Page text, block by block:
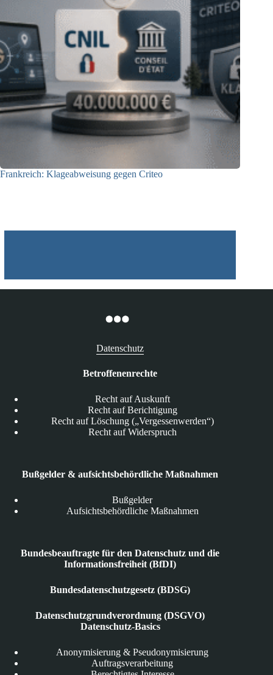
Frankreich: Klageabweisung gegen Criteo
Datenschutz
Betroffenenrechte
Recht auf Auskunft
Recht auf Berichtigung
Recht auf Löschung („Vergessenwerden“)
Recht auf Widerspruch
Bußgelder & aufsichtsbehördliche Maßnahmen
Bußgelder
Aufsichtsbehördliche Maßnahmen
Bundesbeauftragte für den Datenschutz und die
Informationsfreiheit (BfDI)
Bundesdatenschutzgesetz (BDSG)
Datenschutzgrundverordnung (DSGVO)
Datenschutz-Basics
Anonymisierung & Pseudonymisierung
Auftragsverarbeitung